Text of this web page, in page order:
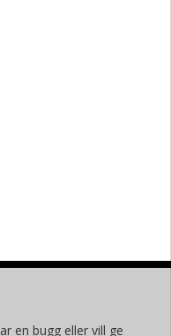
en bugg eller vill ge